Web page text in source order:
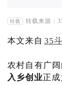
转载 转载来源：
本文来自 35斗
农村自有广
入乡创业正成